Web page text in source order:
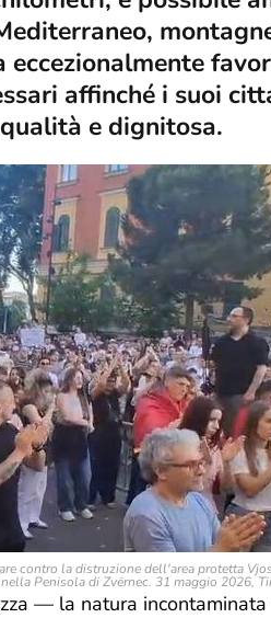
affinché i suoi
e dignitosa.
contro la distruzione dell'area protetta
Penisola di Zvërnec. 31 maggio 2026,
— la natura